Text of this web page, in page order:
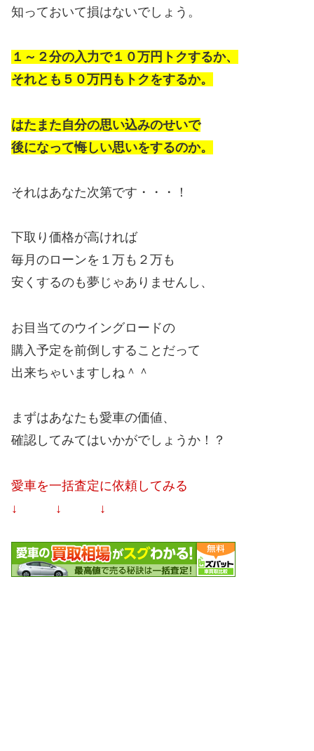
知っておいて損はないでしょう。
１～２分の入力で１０万円トクするか、
それとも５０万円もトクをするか。
はたまた自分の思い込みのせいで
後になって悔しい思いをするのか。
それはあなた次第です・・・！
下取り価格が高ければ
毎月のローンを１万も２万も
安くするのも夢じゃありませんし、
お目当てのウイングロードの
購入予定を前倒しすることだって
出来ちゃいますしね＾＾
まずはあなたも愛車の価値、
確認してみてはいかがでしょうか！？
愛車を一括査定に依頼してみる
↓ ↓ ↓